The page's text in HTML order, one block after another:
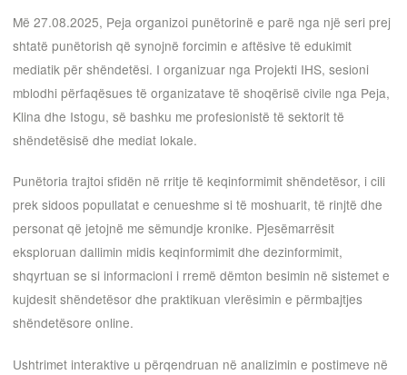
Më 27.08.2025, Peja organizoi punëtorinë e parë nga një seri prej
shtatë punëtorish që synojnë forcimin e aftësive të edukimit
mediatik për shëndetësi. I organizuar nga Projekti IHS, sesioni
mblodhi përfaqësues të organizatave të shoqërisë civile nga Peja,
Klina dhe Istogu, së bashku me profesionistë të sektorit të
shëndetësisë dhe mediat lokale.
Punëtoria trajtoi sfidën në rritje të keqinformimit shëndetësor, i cili
prek sidoos popullatat e cenueshme si të moshuarit, të rinjtë dhe
personat që jetojnë me sëmundje kronike. Pjesëmarrësit
eksploruan dallimin midis keqinformimit dhe dezinformimit,
shqyrtuan se si informacioni i rremë dëmton besimin në sistemet e
kujdesit shëndetësor dhe praktikuan vlerësimin e përmbajtjes
shëndetësore online.
Ushtrimet interaktive u përqendruan në analizimin e postimeve në